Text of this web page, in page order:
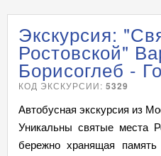
Экскурсия:
Ростовской"
Борисоглеб -
КОД ЭКСКУРСИИ:5329
Автобусная экскурсия из
Уникальны святые места
бережно хранящая